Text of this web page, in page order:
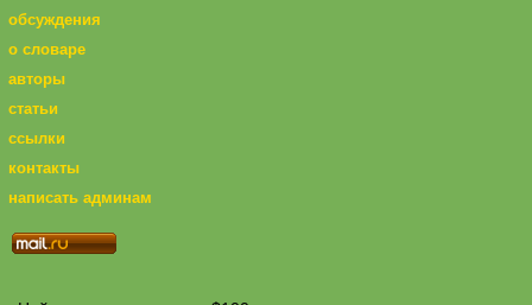
обсуждения
о словаре
авторы
статьи
ссылки
контакты
написать админам